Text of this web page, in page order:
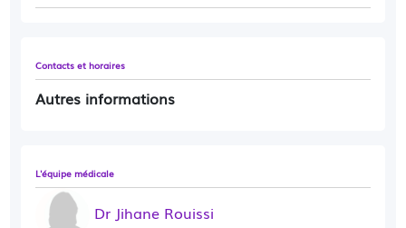
Contacts et horaires
Autres informations
L'équipe médicale
Dr Jihane Rouissi